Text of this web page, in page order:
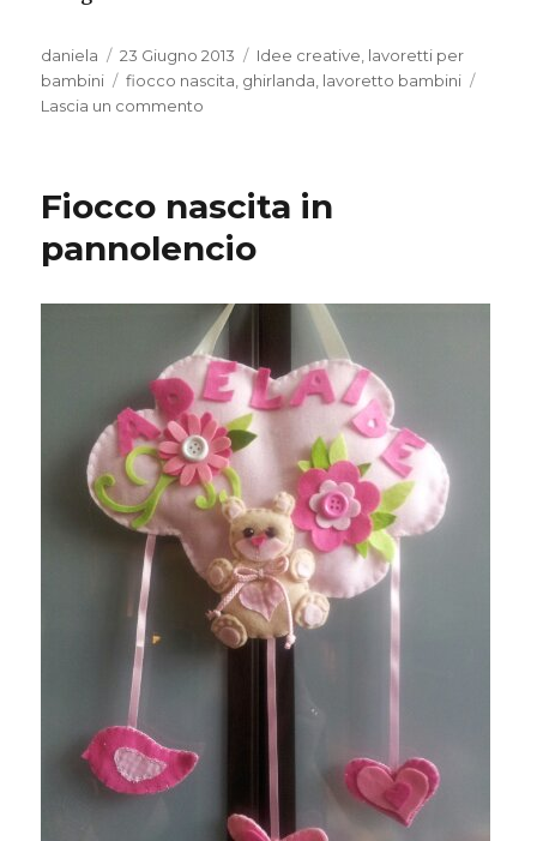
Autore
daniela
Pubblicato
il
23 Giugno 2013 Categorie
Idee creative lavoretti per
bambini
Tag
fiocco nascita ghirlanda lavoretto bambini
Lascia un commento
ghirlanda
Fiocco nascita in
pannolencio